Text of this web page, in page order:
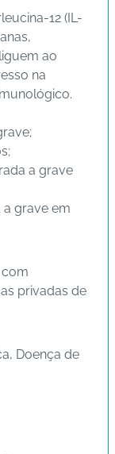
12 (IL-
ao
na
a grave
a grave em
com
privadas de
Doença de